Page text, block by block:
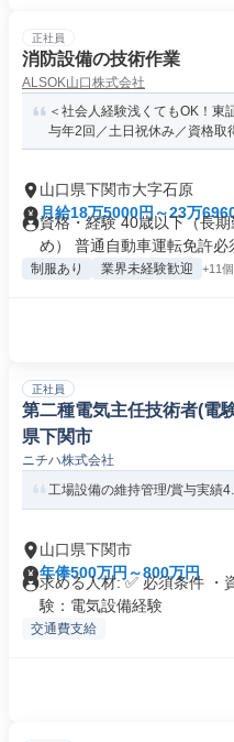
正社員
消防設備の技術作業
ALSOK山口株式会社
＜社会人経験浅くてもOK！東
与年2回／土日祝休み／資格取
山口県下関市大字石原
月給18万5000円～23万
資格・経験 40歳以下（長
め） 普通自動車運転免許必
制服あり 業界未経験歓迎 +11個
正社員
第二種電気主任技術者(電
県下関市
ニチハ株式会社
工場設備の維持管理/賞与実績
山口県下関市
年俸500万円～800万円
求める人材: ✅ 必須条件 ・
験：電気設備経験
交通費支給